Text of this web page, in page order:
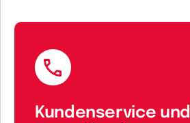
Kundenservice und